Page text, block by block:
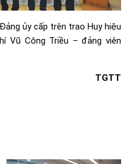
ủy cấp trên trao Huy hiệu
Vũ Công Triều – đảng viên
TGTT